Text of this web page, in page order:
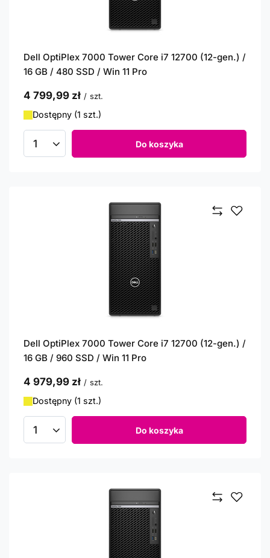
Dell OptiPlex 7000 Tower Core i7 12700 (12-gen.) /
16 GB / 480 SSD / Win 11 Pro
4 799,99 zł / szt.
Dostępny (1 szt.)
Ilość produktów Do koszyka
Dell OptiPlex 7000 Tower Core i7 12700 (12-gen.) /
16 GB / 960 SSD / Win 11 Pro
4 979,99 zł / szt.
Dostępny (1 szt.)
Ilość produktów Do koszyka